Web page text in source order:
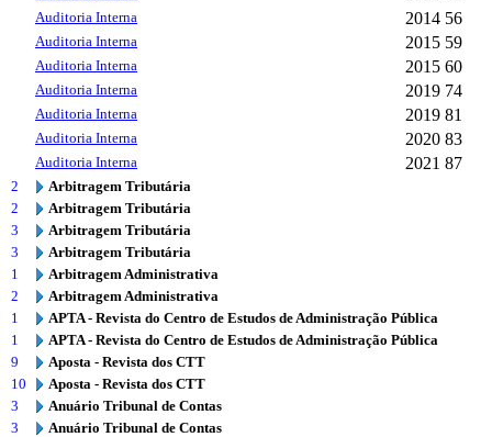
Auditoria Interna 2014 56
Auditoria Interna 2015 59
Auditoria Interna 2015 60
Auditoria Interna 2019 74
Auditoria Interna 2019 81
Auditoria Interna 2020 83
Auditoria Interna 2021 87
2
Arbitragem Tributária
2
Arbitragem Tributária
3
Arbitragem Tributária
3
Arbitragem Tributária
1
Arbitragem Administrativa
2
Arbitragem Administrativa
1
APTA - Revista do Centro de Estudos de Administração Pública
1
APTA - Revista do Centro de Estudos de Administração Pública
9
Aposta - Revista dos CTT
10
Aposta - Revista dos CTT
3
Anuário Tribunal de Contas
3
Anuário Tribunal de Contas